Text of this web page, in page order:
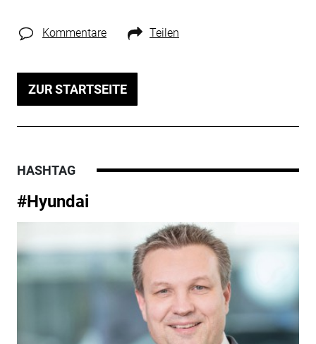
Kommentare Teilen
ZUR STARTSEITE
HASHTAG
#Hyundai